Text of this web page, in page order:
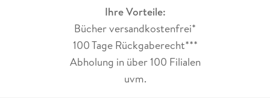
Ihre Vorteile:
Bücher versandkostenfrei*
100 Tage Rückgaberecht***
Abholung in über 100 Filialen
uvm.